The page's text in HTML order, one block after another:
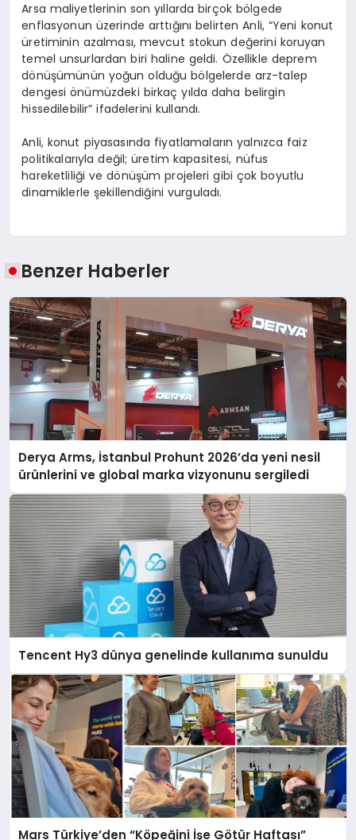
Arsa maliyetlerinin son yıllarda birçok bölgede
enflasyonun üzerinde arttığını belirten Anli, “Yeni konut
üretiminin azalması, mevcut stokun değerini koruyan
temel unsurlardan biri haline geldi. Özellikle deprem
dönüşümünün yoğun olduğu bölgelerde arz-talep
dengesi önümüzdeki birkaç yılda daha belirgin
hissedilebilir” ifadelerini kullandı.
Anli, konut piyasasında fiyatlamaların yalnızca faiz
politikalarıyla değil; üretim kapasitesi, nüfus
hareketliliği ve dönüşüm projeleri gibi çok boyutlu
dinamiklerle şekillendiğini vurguladı.
Benzer Haberler
Derya Arms, İstanbul Prohunt 2026’da yeni nesil
ürünlerini ve global marka vizyonunu sergiledi
Tencent Hy3 dünya genelinde kullanıma sunuldu
Mars Türkiye’den “Köpeğini İşe Götür Haftası”